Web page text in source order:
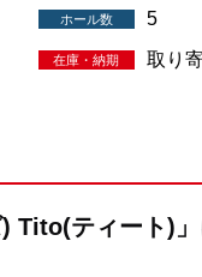
ホール数 5
在庫・納期 取り
Tito(ティート)